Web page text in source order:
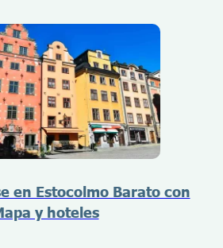
en Estocolmo Barato con
y hoteles